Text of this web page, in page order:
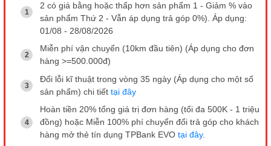
2 có giá bằng hoặc thấp hơn sản phẩm 1 - Giảm % vào
sản phẩm Thứ 2 - Vẫn áp dụng trả góp 0%). Áp dụng:
01/08 - 28/08/2026
Miễn phí vận chuyển (10km đầu tiên) (Áp dụng cho đơn
hàng >=500.000đ)
Đổi lỗi kĩ thuật trong vòng 35 ngày (Áp dụng cho một số
sản phẩm) chi tiết tại đây
Hoàn tiền 20% tổng giá trị đơn hàng (tối đa 500K - 1 triệu
đồng) hoặc Miễn 100% phí chuyển đổi trả góp cho khách
hàng mở thẻ tín dụng TPBank EVO tại đây.